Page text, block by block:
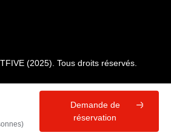
(2025). Tous droits réservés.
Demande de
réservation
􀄫